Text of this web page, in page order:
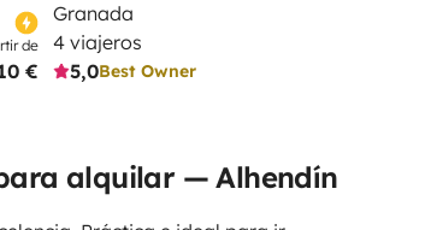
de
€
Granada
4 viajeros
5,0Best Owner
alquilar — Alhendín